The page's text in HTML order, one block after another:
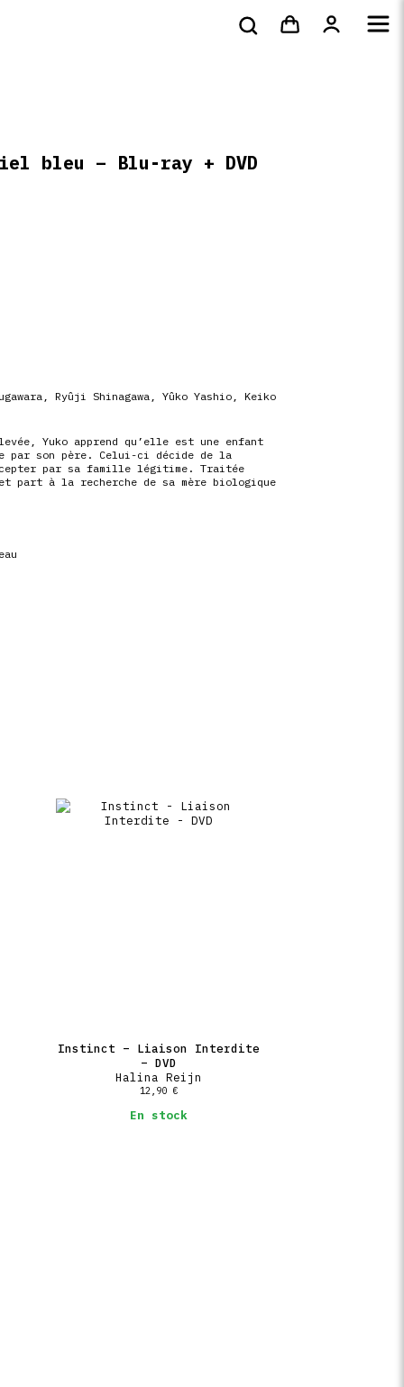
shirts
bleu – Blu-ray + DVD
Ryûji Shinagawa, Yûko Yashio, Keiko
Yuko apprend qu’elle est une enfant
par son père. Celui-ci décide de la
par sa famille légitime. Traitée
et part à la recherche desa mère biologique
Instinct – Liaison Interdite
– DVD
Halina Reijn
12,90 €
En stock